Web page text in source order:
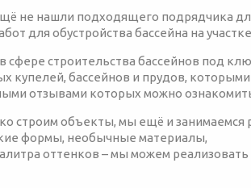
не нашли подходящего подрядчика
для обустройства бассейна на
сфере строительства бассейнов под
купелей, бассейнов и прудов,
отзывами которых можно
строим объекты, мы ещё и занимаемся
формы, необычные материалы,
оттенков – мы можем